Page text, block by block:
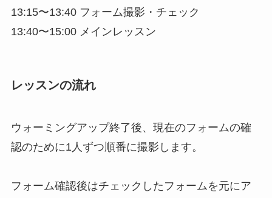
13:15〜13:40 フォーム撮影・チェック
13:40〜15:00 メインレッスン
レッスンの流れ
ウォーミングアップ終了後、現在のフォームの確
認のために1人ずつ順番に撮影します。
フォーム確認後はチェックしたフォームを元にア